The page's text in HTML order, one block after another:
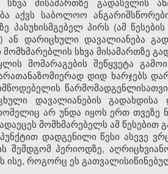
აქვს საბოლოო
პასუხისმგებელ პირს (ამ
ან დარიცხული დავალიანება
მომხმარებლის სხვა მისამართზე
მომარაგების შეწყვეტა
დიდ ხარჯებს
დავალიანების
არ უნდა იყოს ერთ თვეზე
მომხმარებელს ამ
დადგენილი წესი ასევე
შემდგომ პერიოდზე,
ისე, როგორც ეს